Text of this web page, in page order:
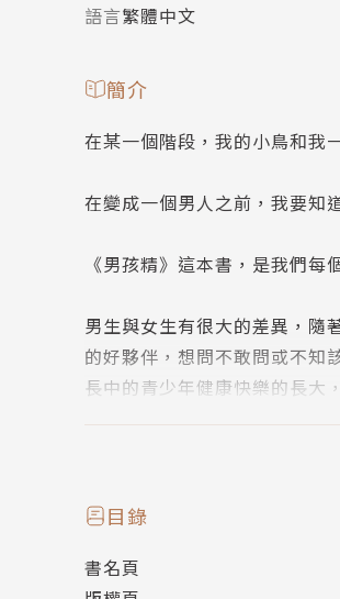
語言繁體中文
簡介
在某一個階段，我的小鳥和我
在變成一個男人之前，我要知
《男孩精》這本書，是我們每
男生與女生有很大的差異，隨
的好夥伴，想問不敢問或不知
長中的青少年健康快樂的長大
新生國小邢小萍校長、清江國
這是一本男孩成長過程重要的
目錄
書名頁